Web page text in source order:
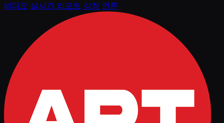
비디오 실시간 리포트 상점 언론